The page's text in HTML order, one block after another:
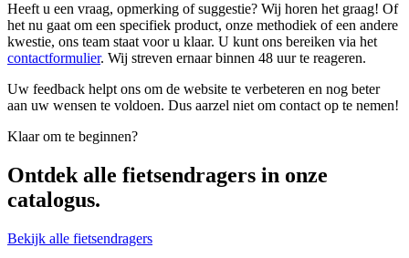
Heeft u een vraag, opmerking of suggestie? Wij horen het graag! Of
het nu gaat om een specifiek product, onze methodiek of een andere
kwestie, ons team staat voor u klaar. U kunt ons bereiken via het
contactformulier. Wij streven ernaar binnen 48 uur te reageren.
Uw feedback helpt ons om de website te verbeteren en nog beter
aan uw wensen te voldoen. Dus aarzel niet om contact op te nemen!
Klaar om te beginnen?
Ontdek alle fietsendragers in onze
catalogus.
Bekijk alle fietsendragers